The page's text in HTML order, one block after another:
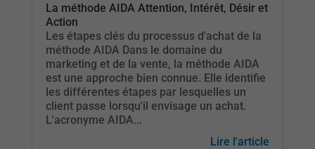
La méthode AIDA Attention, Intérêt, Désir et
Action
Les étapes clés du processus d'achat de la
méthode AIDA Dans le domaine du
marketing et de la vente, la méthode AIDA
est une approche bien connue. Elle identifie
les différentes étapes par lesquelles un
client passe lorsqu'il envisage un achat.
L'acronyme AIDA...
Lire l'article